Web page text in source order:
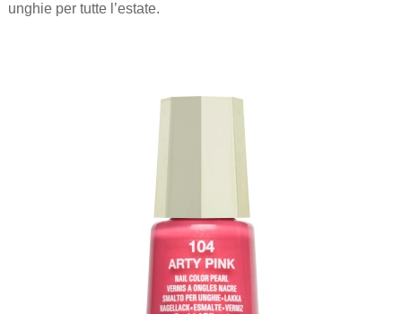
unghie per tutte l’estate.